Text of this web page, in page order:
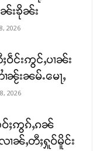
ၼ်းၶိုၼ်း
2026
င်းဢွင်ႇပၢၼ်း
းၼမ်ႉမေႃႇ
2026
ဝ်ႈဢွၵ်ႇၵၼ်
ၢၼ်ႇတီႈႁူဝ်မိူင်း